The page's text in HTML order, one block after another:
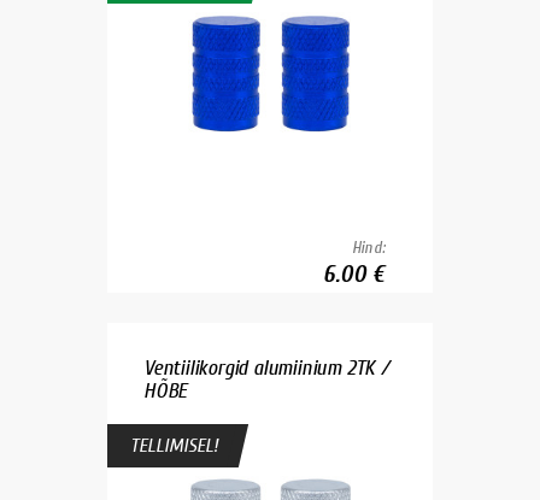
Hind:
6.00 €
Ventiilikorgid alumiinium 2TK /
HÕBE
TELLIMISEL!